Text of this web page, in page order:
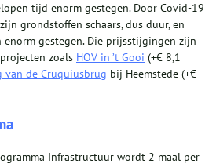
tijd enorm gestegen. Door Covid-19
grondstoffen schaars, dus duur, en
gestegen. Die prijsstijgingen zijn
zoals HOV in ’t Gooi (+€ 8,1
van de Cruquiusbrug bij Heemstede (+€
Infrastructuur wordt 2 maal per